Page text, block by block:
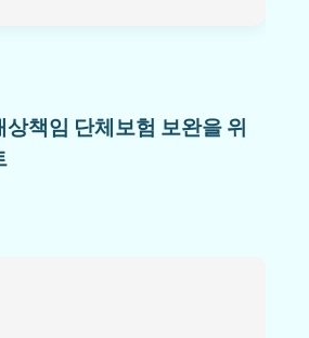
책임 단체보험 보완을 위